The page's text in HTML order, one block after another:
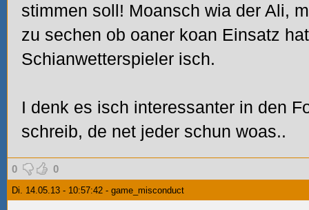
stimmen soll! Moansch wia der Ali,
zu sechen ob oaner koan Einsatz
Schianwetterspieler isch.
I denk es isch interessanter in den
schreib, de net jeder schun woas..
0 0
Di. 14.05.13 - 10:57:42 - game_misconduct